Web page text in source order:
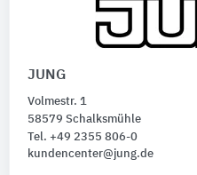
JUNG
Volmestr. 1
58579 Schalksmühle
Tel. +49 2355 806-0
kundencenter@jung.de